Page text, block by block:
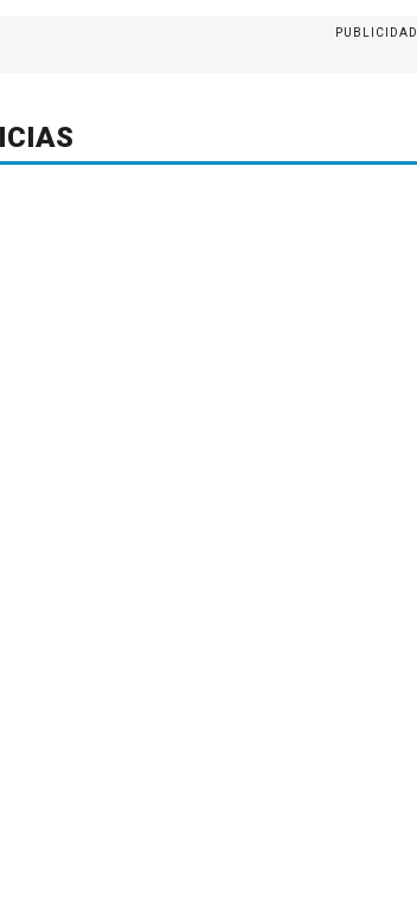
PUBLICIDAD